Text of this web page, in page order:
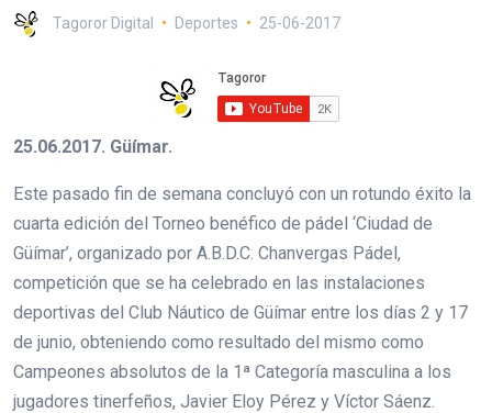
Tagoror Digital Deportes 25-06-2017
25.06.2017. Güímar.
Este pasado fin de semana concluyó con un rotundo éxito la
cuarta edición del Torneo benéfico de pádel ‘Ciudad de
Güímar’, organizado por A.B.D.C. Chanvergas Pádel,
competición que se ha celebrado en las instalaciones
deportivas del Club Náutico de Güímar entre los días 2 y 17
de junio, obteniendo como resultado del mismo como
Campeones absolutos de la 1ª Categoría masculina a los
jugadores tinerfeños, Javier Eloy Pérez y Víctor Sáenz.